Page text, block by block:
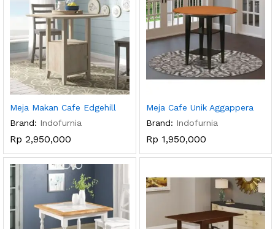
Meja Makan Cafe Edgehill
Brand: Indofurnia
Rp 2,950,000
Meja Cafe Unik Aggappera
Brand: Indofurnia
Rp 1,950,000